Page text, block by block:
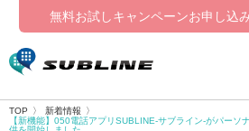
無料お試しキャンペーンお申し込
TOP
新着情報
【新機能】050電話アプリSUBLINE-サブライン-がパーソ